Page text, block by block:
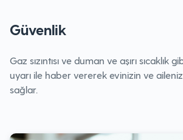
Güvenlik
Gaz sızıntısı ve duman ve aşırı sıcaklık
uyarı ile haber vererek evinizin ve
sağlar.